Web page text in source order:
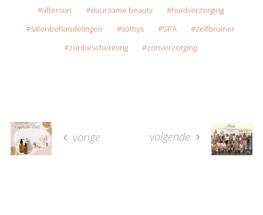
aftersun duurzame beauty
huidverzorging
salonbehandelingen
sothys SPA
zelfbruiner
zonbescherming
zonverzorging
vorige volgende